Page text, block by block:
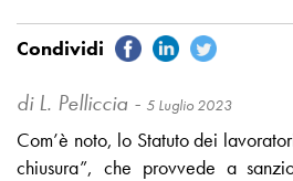
di L. Pelliccia - 5 Luglio 2023
Com’è noto, lo Statuto dei
chiusura”, che provvede a